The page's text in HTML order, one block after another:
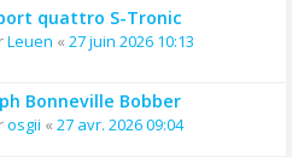
quattro S-Tronic
Leuen « 27 juin 2026 10:13
Bonneville Bobber
osgii « 27 avr. 2026 09:04